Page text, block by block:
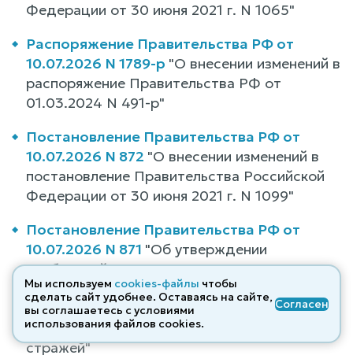
Федерации от 30 июня 2021 г. N 1065"
Распоряжение Правительства РФ от
10.07.2026 N 1789-р "О внесении изменений в
распоряжение Правительства РФ от
01.03.2024 N 491-р"
Постановление Правительства РФ от
10.07.2026 N 872 "О внесении изменений в
постановление Правительства Российской
Федерации от 30 июня 2021 г. N 1099"
Постановление Правительства РФ от
10.07.2026 N 871 "Об утверждении
требований к специальным оперативно-
служебным транспортным средствам
органов федеральной службы безопасности
для перевозки лиц, находящихся под
стражей"
Мы используем cookies-файлы чтобы
сделать сайт удобнее. Оставаясь на сайте,
вы соглашаетесь с условиями
использования файлов cооkies.
Согласен